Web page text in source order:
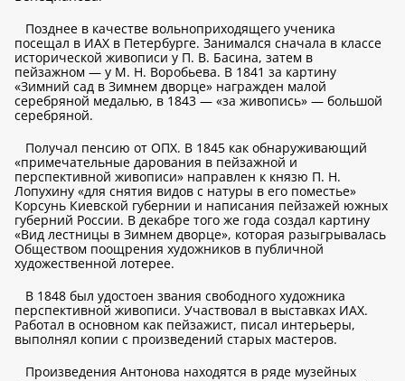
Позднее в качестве вольноприходящего ученика
посещал в ИАХ в Петербурге. Занимался сначала в классе
исторической живописи у П. В. Басина, затем в
пейзажном — у М. Н. Воробьева. В 1841 за картину
«Зимний сад в Зимнем дворце» награжден малой
серебряной медалью, в 1843 — «за живопись» — большой
серебряной.
Получал пенсию от ОПХ. В 1845 как обнаруживающий
«примечательные дарования в пейзажной и
перспективной живописи» направлен к князю П. Н.
Лопухину «для снятия видов с натуры в его поместье»
Корсунь Киевской губернии и написания пейзажей южных
губерний России. В декабре того же года создал картину
«Вид лестницы в Зимнем дворце», которая разыгрывалась
Обществом поощрения художников в публичной
художественной лотерее.
В 1848 был удостоен звания свободного художника
перспективной живописи. Участвовал в выставках ИАХ.
Работал в основном как пейзажист, писал интерьеры,
выполнял копии с произведений старых мастеров.
Произведения Антонова находятся в ряде музейных